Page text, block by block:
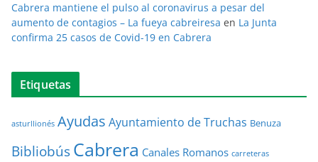
Cabrera mantiene el pulso al coronavirus a pesar del
aumento de contagios – La fueya cabreiresa en La Junta
confirma 25 casos de Covid-19 en Cabrera
Etiquetas
asturllionés Ayudas Ayuntamiento de Truchas Benuza
BibliobúsCabrera Canales Romanos carreteras